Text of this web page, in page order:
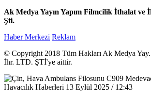
Ak Medya Yayın Yapım Filmcilik İthalat ve
Şti.
Haber Merkezi Reklam
© Copyright 2018 Tüm Hakları Ak Medya
İhr. LTD. ŞTİ'ye aittir.
Havacılık Haberleri 13 Eylül 2025 / 12:43